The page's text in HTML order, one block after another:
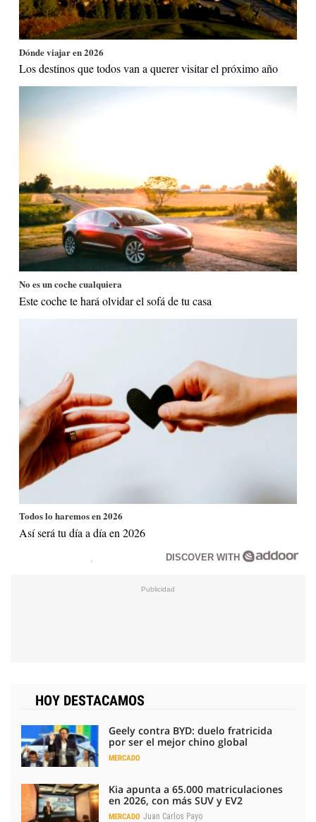
Dónde viajar en 2026
Los destinos que todos van a querer visitar el próximo año
No es un coche cualquiera
Este coche te hará olvidar el sofá de tu casa
Todos lo haremos en 2026
Así será tu día a día en 2026
DISCOVER WITH
HOY DESTACAMOS
Geely contra BYD: duelo fratricida
por ser el mejor chino global
MERCADO
Kia apunta a 65.000 matriculaciones
en 2026, con más SUV y EV2
MERCADO Juan Carlos Payo